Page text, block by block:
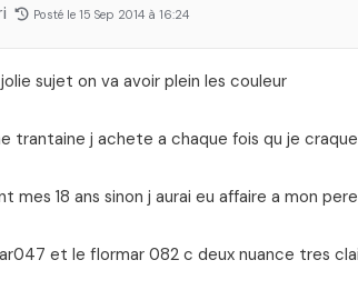
Posté le 15 Sep 2014 à 16:24
sujet on va avoir plein les couleur
trantaine j achete a chaque fois qu je
mes 18 ans sinon j aurai eu affaire a mon pere
et le flormar 082 c deux nuance tres